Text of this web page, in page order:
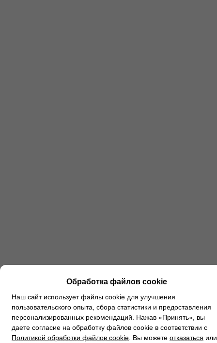
Обработка файлов cookie
Наш сайт использует файлы cookie для улучшения
пользовательского опыта, сбора статистики и предоставления
персонализированных рекомендаций. Нажав «Принять», вы
даете согласие на обработку файлов cookie в соответствии с
Политикой обработки файлов cookie . Вы можете отказаться или